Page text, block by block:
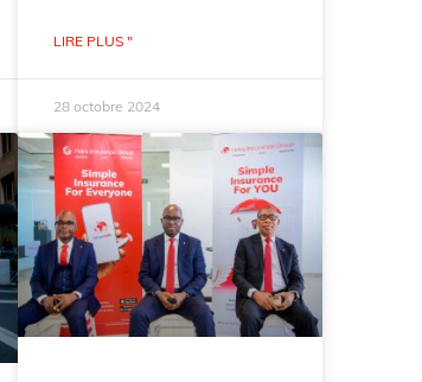
LIRE PLUS "
28 octobre 2024